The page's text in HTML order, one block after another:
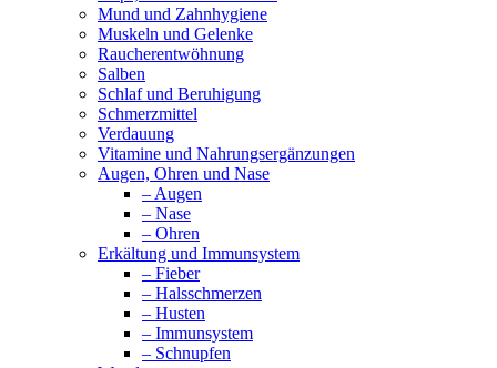
Mund und Zahnhygiene
Muskeln und Gelenke
Raucherentwöhnung
Salben
Schlaf und Beruhigung
Schmerzmittel
Verdauung
Vitamine und Nahrungsergänzungen
Augen, Ohren und Nase
– Augen
– Nase
– Ohren
Erkältung und Immunsystem
– Fieber
– Halsschmerzen
– Husten
– Immunsystem
– Schnupfen